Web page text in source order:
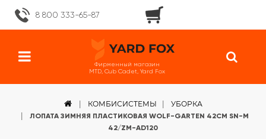
8 800 333-65-87
Фирменный магазин
MTD, Cub Cadet, Yard Fox
КОМБИСИСТЕМЫ УБОРКА
ЛОПАТА ЗИМНЯЯ ПЛАСТИКОВАЯ WOLF-GARTEN 42СМ SN-M
42/ZM-AD120